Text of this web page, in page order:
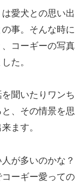
愛犬との思い出
事。そんな時に
コーギーの写真
た。
聞いたりワンち
、その情景を思
ます。
が多いのかな？
ーギー愛っての